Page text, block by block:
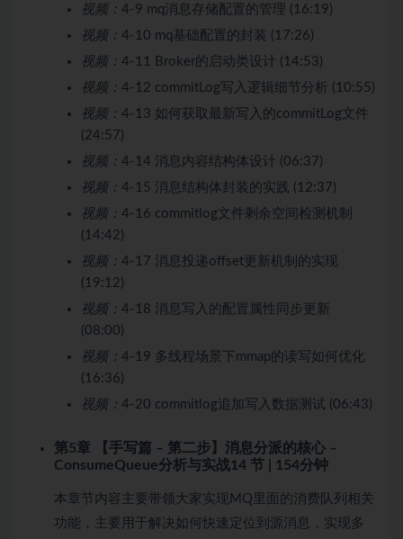
视频： 4-9 mq消息存储配置的管理 (16:19)
视频： 4-10 mq基础配置的封装 (17:26)
视频： 4-11 Broker的启动类设计 (14:53)
视频： 4-12 commitLog写入逻辑细节分析 (10:55)
视频： 4-13 如何获取最新写入的commitLog文件
(24:57)
视频： 4-14 消息内容结构体设计 (06:37)
视频： 4-15 消息结构体封装的实践 (12:37)
视频： 4-16 commitlog文件剩余空间检测机制
(14:42)
视频： 4-17 消息投递offset更新机制的实现
(19:12)
视频： 4-18 消息写入的配置属性同步更新
(08:00)
视频： 4-19 多线程场景下mmap的读写如何优化
(16:36)
视频： 4-20 commitlog追加写入数据测试 (06:43)
第5章 【手写篇 – 第二步】消息分派的核心 –
ConsumeQueue分析与实战14 节 | 154分钟
本章节内容主要带领大家实现MQ里面的消费队列相关
功能，主要用于解决如何快速定位到源消息，实现多